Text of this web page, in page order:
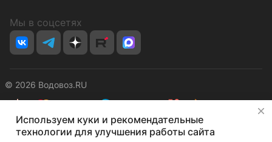
Мы в соцсетях
© 2026 Водовоз.RU
КонфиденциальностьОферта
Используем куки и рекомендательные
технологии для улучшения работы сайта